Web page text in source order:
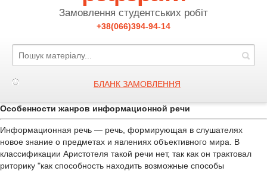
Замовлення студентських робіт
+38(066)394-94-14
БЛАНК ЗАМОВЛЕННЯ
Особенности жанров информационной речи
Информационная речь — речь, формирующая в слушателях
новое знание о предметах и явлениях объективного мира. В
классификации Аристотеля такой речи нет, так как он трактовал
риторику "как способность находить возможные способы